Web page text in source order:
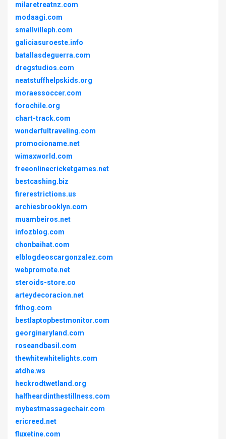
milaretreatnz.com
modaagi.com
smallvilleph.com
galiciasuroeste.info
batallasdeguerra.com
dregstudios.com
neatstuffhelpskids.org
moraessoccer.com
forochile.org
chart-track.com
wonderfultraveling.com
promocioname.net
wimaxworld.com
freeonlinecricketgames.net
bestcashing.biz
firerestrictions.us
archiesbrooklyn.com
muambeiros.net
infozblog.com
chonbaihat.com
elblogdeoscargonzalez.com
webpromote.net
steroids-store.co
arteydecoracion.net
fithog.com
bestlaptopbestmonitor.com
georginaryland.com
roseandbasil.com
thewhitewhitelights.com
atdhe.ws
heckrodtwetland.org
halfheardinthestillness.com
mybestmassagechair.com
ericreed.net
fluxetine.com